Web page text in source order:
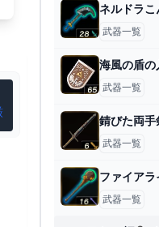
ネルドラ
武器一覧
海風の盾
武器一覧
錆びた両
武器一覧
武器一覧